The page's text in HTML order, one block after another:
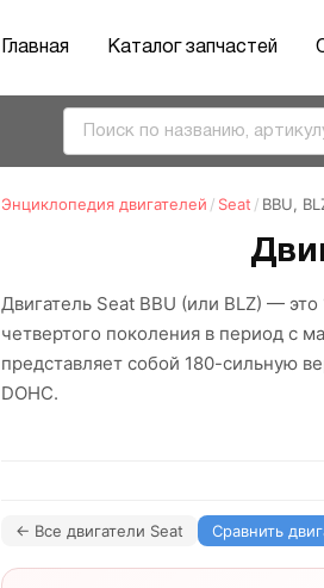
Главная Каталог запчастей
Энциклопедия двигателей / Seat / BBU,
Двигатель Seat BBU (или BLZ) —
четвертого поколения в период с
представляет собой 180-сильную
DOHC.
← Все двигатели Seat Сравнить